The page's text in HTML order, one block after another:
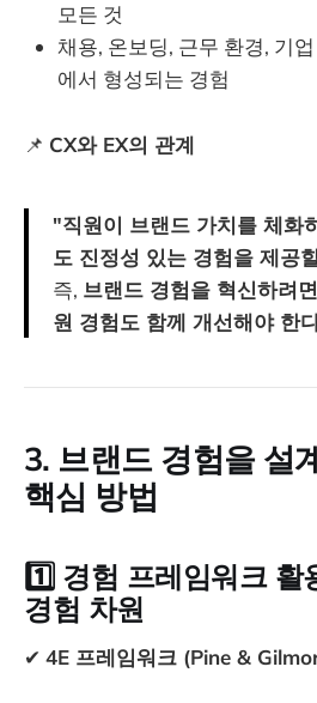
모든 것
채용, 온보딩, 근무 환경, 기
에서 형성되는 경험
📌 CX와 EX의 관계
"직원이 브랜드 가치를 체화
도 진정성 있는 경험을 제공
즉, 브랜드 경험을 혁신하려
원 경험도 함께 개선해야 한
3. 브랜드 경험을 설
핵심 방법
1️⃣ 경험 프레임워크 활
경험 차원
✔ 4E 프레임워크 (Pine &